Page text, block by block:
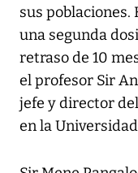
sus poblaciones.
una segunda
retraso de 10
el profesor Sir
jefe y director
en la